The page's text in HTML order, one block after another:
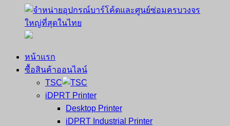
จำหน่าย
คอมพิวเตอร์
หน้าแรก
ซื้อสินค้าออนไลน์
TSC
iDPRT Printer
Desktop Printer
iDPRT Industrial Printer